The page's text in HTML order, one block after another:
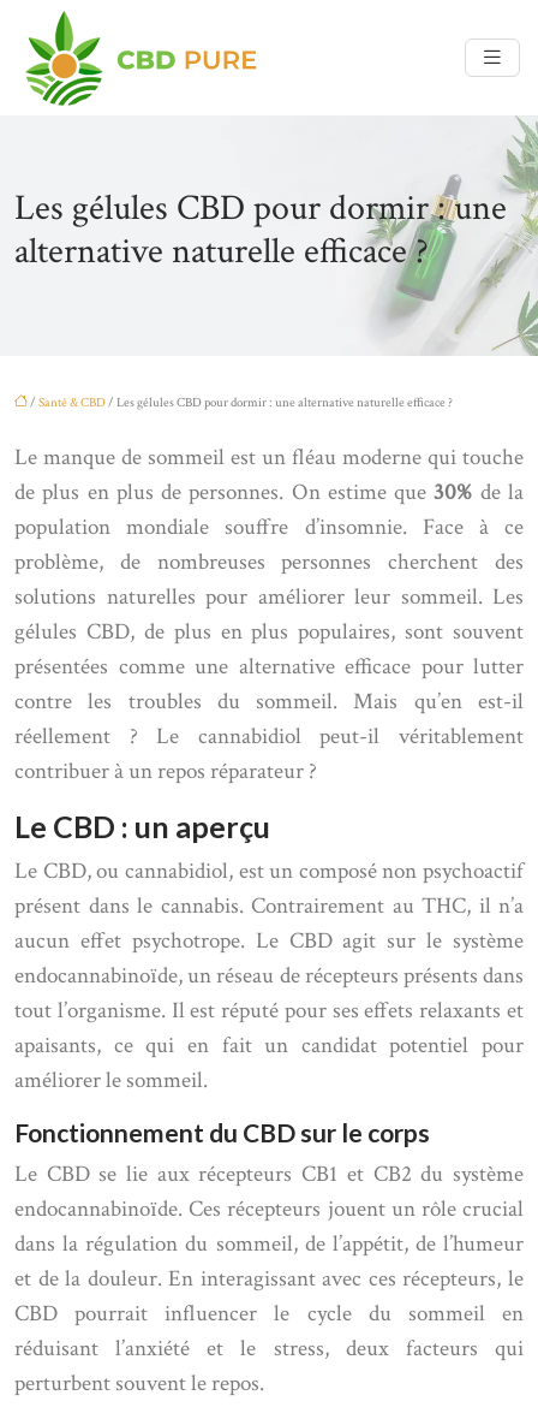
Les gélules CBD pour dormir : une
alternative naturelle efficace ?
/ Santé & CBD/ Les gélules CBD pour dormir : une alternative naturelle efficace ?
Le manque de sommeil est un fléau moderne qui touche
de plus en plus de personnes. On estime que30% de la
population mondiale souffre d’insomnie. Face à ce
problème, de nombreuses personnes cherchent des
solutions naturelles pour améliorer leur sommeil. Les
gélules CBD, de plus en plus populaires, sont souvent
présentées comme une alternative efficace pour lutter
contre les troubles du sommeil. Mais qu’en est-il
réellement ? Le cannabidiol peut-il véritablement
contribuer à un repos réparateur ?
Le CBD : un aperçu
Le CBD, ou cannabidiol, est un composé non psychoactif
présent dans le cannabis. Contrairement au THC, il n’a
aucun effet psychotrope. Le CBD agit sur le système
endocannabinoïde, un réseau de récepteurs présents dans
tout l’organisme. Il est réputé pour ses effets relaxants et
apaisants, ce qui en fait un candidat potentiel pour
améliorer le sommeil.
Fonctionnement du CBD sur le corps
Le CBD se lie aux récepteurs CB1 et CB2 du système
endocannabinoïde. Ces récepteurs jouent un rôle crucial
dans la régulation du sommeil, de l’appétit, de l’humeur
et de la douleur. En interagissant avec ces récepteurs, le
CBD pourrait influencer le cycle du sommeil en
réduisant l’anxiété et le stress, deux facteurs qui
perturbent souvent le repos.